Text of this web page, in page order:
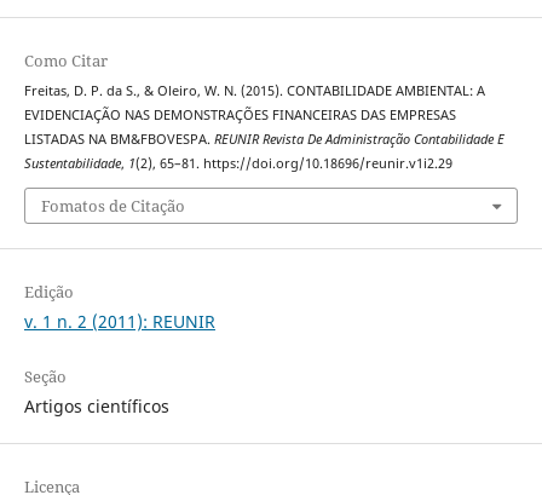
Como Citar
Freitas, D. P. da S., & Oleiro, W. N. (2015). CONTABILIDADE AMBIENTAL: A
EVIDENCIAÇÃO NAS DEMONSTRAÇÕES FINANCEIRAS DAS EMPRESAS
LISTADAS NA BM&FBOVESPA. REUNIR Revista De Administração Contabilidade E
Sustentabilidade, 1(2), 65–81. https://doi.org/10.18696/reunir.v1i2.29
Fomatos de Citação
Edição
v. 1 n. 2 (2011): REUNIR
Seção
Artigos científicos
Licença